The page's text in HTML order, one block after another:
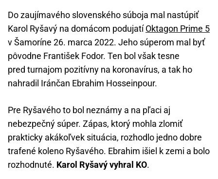
Do zaujímavého slovenského súboja mal nastúpiť
Karol Ryšavý na domácom podujatíOktagon Prime 5
v Šamoríne 26. marca 2022. Jeho súperom mal byť
pôvodne František Fodor. Ten bol však tesne
pred turnajom pozitívny na koronavírus, a tak ho
nahradil Iránčan Ebrahim Hosseinpour.
Pre Ryšavého to bol neznámy a na pľaci aj
nebezpečný súper. Zápas, ktorý mohla zlomiť
prakticky akákoľvek situácia, rozhodlo jedno dobre
trafené koleno Ryšavého. Ebrahim išiel k zemi a bolo
rozhodnuté. Karol Ryšavý vyhral KO.